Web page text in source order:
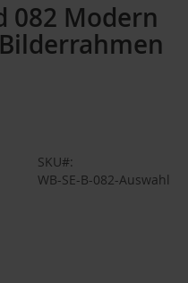
082 Modern
SKU
WB-SE-B-082-Auswahl